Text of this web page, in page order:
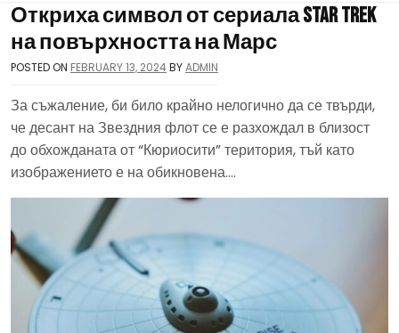
Откриха символ от сериала Star Trek
на повърхността на Марс
POSTED ON FEBRUARY 13, 2024BYADMIN
За съжаление, би било крайно нелогично да се твърди,
че десант на Звездния флот се е разхождал в близост
до обхожданата от “Кюриосити” територия, тъй като
изображението е на обикновена….